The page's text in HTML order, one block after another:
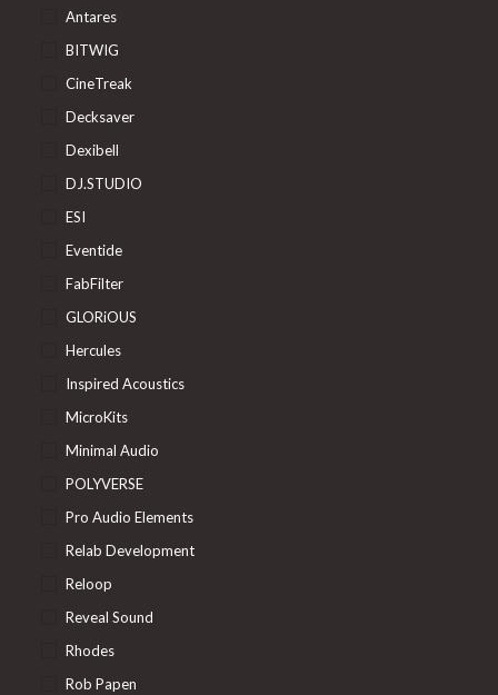
Antares
BITWIG
CineTreak
Decksaver
Dexibell
DJ.STUDIO
ESI
Eventide
FabFilter
GLORiOUS
Hercules
Inspired Acoustics
MicroKits
Minimal Audio
POLYVERSE
Pro Audio Elements
Relab Development
Reloop
Reveal Sound
Rhodes
Rob Papen